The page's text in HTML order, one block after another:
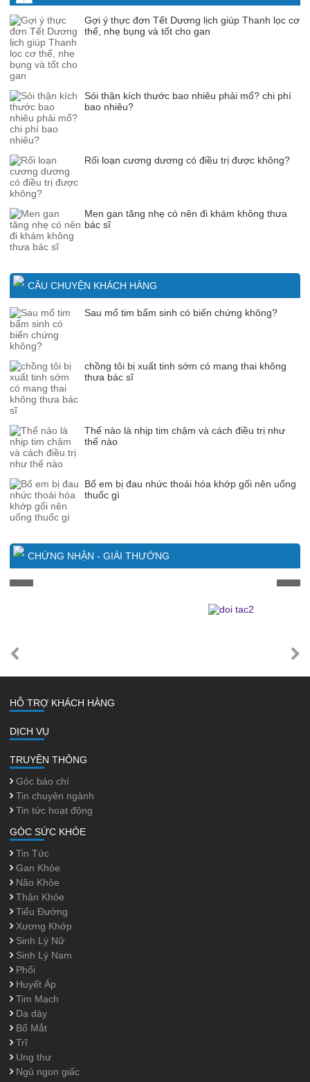
Gợi ý thực đơn Tết Dương lịch giúp Thanh lọc cơ
thể, nhẹ bụng và tốt cho gan
Sỏi thận kích thước bao nhiêu phải mổ? chi phí
bao nhiêu?
Rối loạn cương dương có điều trị được không?
Men gan tăng nhẹ có nên đi khám không thưa
bác sĩ
CÂU CHUYỆN KHÁCH HÀNG
Sau mổ tim bẩm sinh có biến chứng không?
chồng tôi bị xuất tinh sớm có mang thai không
thưa bác sĩ
Thế nào là nhịp tim chậm và cách điều trị như
thế nào
Bố em bị đau nhức thoái hóa khớp gối nên uống
thuốc gì
CHỨNG NHẬN - GIẢI THƯỞNG
HỖ TRỢ KHÁCH HÀNG
DỊCH VỤ
TRUYỀN THÔNG
Góc báo chí
Tin chuyên ngành
Tin tức hoạt động
GÓC SỨC KHỎE
Tin Tức
Gan Khỏe
Não Khỏe
Thận Khỏe
Tiểu Đường
Xương Khớp
Sinh Lý Nữ
Sinh Lý Nam
Phổi
Huyết Áp
Tim Mạch
Dạ dày
Bổ Mắt
Trĩ
Ung thư
Ngủ ngon giấc